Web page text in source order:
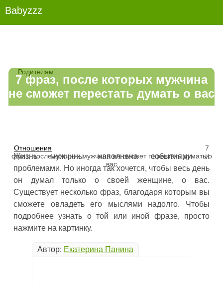
Babyzzz
Родителям
Отношения
7
фраз, после которых мужчина не сможет перестать думать о
вас
7 фраз, после которых мужчина
не сможет перестать думать о вас
Жизнь мужчины наполнена событиями и
проблемами. Но иногда так хочется, чтобы весь день
он думал только о своей женщине, о вас.
Существует несколько фраз, благодаря которым вы
сможете овладеть его мыслями надолго. Чтобы
подробнее узнать о той или иной фразе, просто
нажмите на картинку.
Автор: Екатерина Панина